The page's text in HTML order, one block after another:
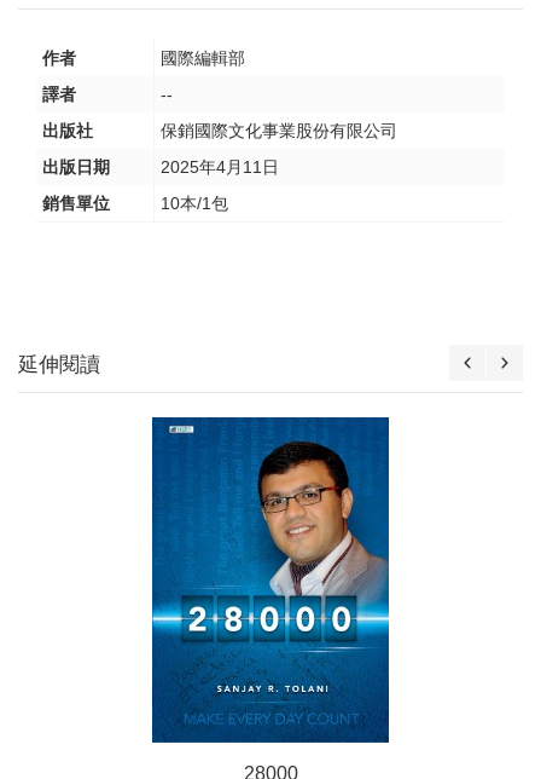
延伸閱讀
28000
作者
國際編輯部
譯者
--
出版社
保銷國際文化事業股份有限公司
出版日期
2025年4月11日
銷售單位
10本/1包